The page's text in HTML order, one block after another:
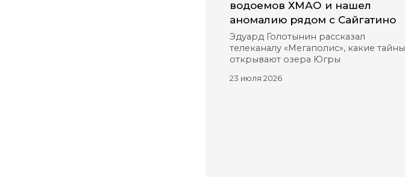
водоемов ХМАО и нашел
аномалию рядом с Сайгатино
Эдуард Голотынин рассказал
телеканалу «Мегаполис», какие тайны
открывают озера Югры
23 июля 2026